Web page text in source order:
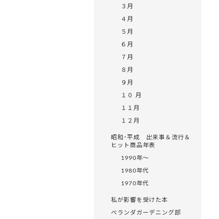
３月
４月
５月
６月
７月
８月
９月
１０ 月
１１月
１２月
昭和･平成 出来事＆流行＆
ヒット商品年表
1990年～
1980年代
1970年代
私が影響を受けた本
ベランダガーデニング部